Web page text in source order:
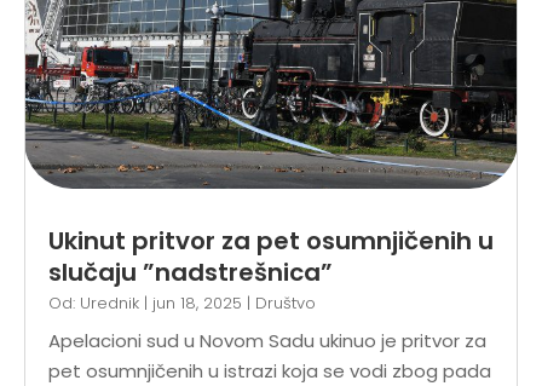
Ukinut pritvor za pet osumnjičenih u
slučaju ”nadstrešnica”
Od: Urednik | jun 18, 2025 | Društvo
Apelacioni sud u Novom Sadu ukinuo je pritvor za
pet osumnjičenih u istrazi koja se vodi zbog pada